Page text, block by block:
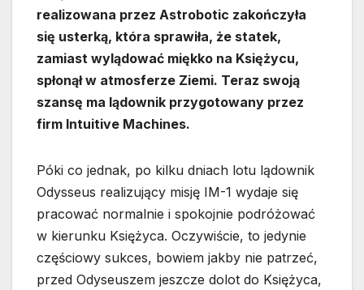
realizowana przez Astrobotic zakończyła
się usterką, która sprawiła, że statek,
zamiast wylądować miękko na Księżycu,
spłonął w atmosferze Ziemi. Teraz swoją
szansę ma lądownik przygotowany przez
firm Intuitive Machines.
Póki co jednak, po kilku dniach lotu lądownik
Odysseus realizujący misję IM-1 wydaje się
pracować normalnie i spokojnie podróżować
w kierunku Księżyca. Oczywiście, to jedynie
częściowy sukces, bowiem jakby nie patrzeć,
przed Odyseuszem jeszcze dolot do Księżyca,